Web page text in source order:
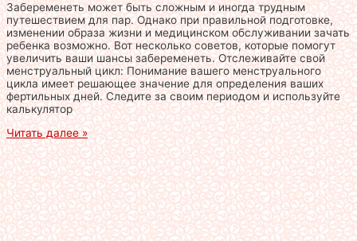
Забеременеть может быть сложным и иногда трудным
путешествием для пар. Однако при правильной подготовке,
изменении образа жизни и медицинском обслуживании зачать
ребенка возможно. Вот несколько советов, которые помогут
увеличить ваши шансы забеременеть. Отслеживайте свой
менструальный цикл: Понимание вашего менструального
цикла имеет решающее значение для определения ваших
фертильных дней. Следите за своим периодом и используйте
калькулятор
Читать далее »